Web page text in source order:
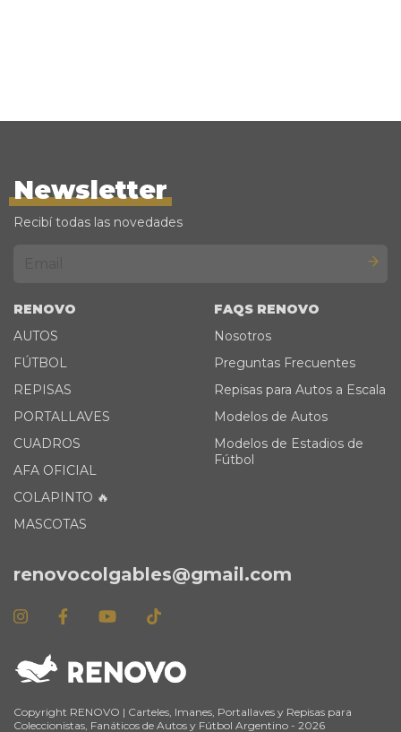
Newsletter
Recibí todas las novedades
RENOVO
AUTOS
FÚTBOL
REPISAS
PORTALLAVES
CUADROS
AFA OFICIAL
COLAPINTO 🔥
MASCOTAS
FAQS RENOVO
Nosotros
Preguntas Frecuentes
Repisas para Autos a Escala
Modelos de Autos
Modelos de Estadios de
Fútbol
renovocolgables@gmail.com
Copyright RENOVO | Carteles, Imanes, Portallaves y Repisas para
Coleccionistas, Fanáticos de Autos y Fútbol Argentino - 2026